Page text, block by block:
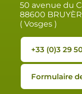
50 avenue du
88600
( Vosges )
+33 (0)3 29
Formulaire